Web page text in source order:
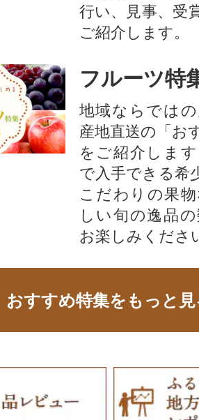
行い、見事、受
ご紹介します。
フルーツ特
地域ならでは
産地直送の「お
をご紹介しま
で入手できる希
こだわりの果
しい旬の逸品
お楽しみくださ
おすすめ特集をもっと